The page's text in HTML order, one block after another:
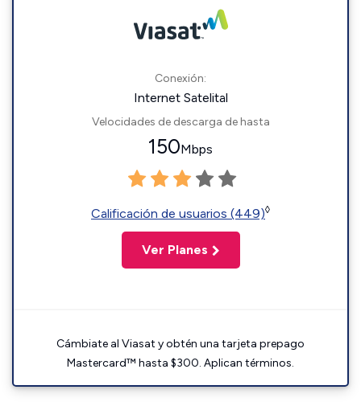
Conexión:
Internet Satelital
Velocidades de descarga de hasta
150Mbps
Calificación de usuarios (449)◊
Ver Planes
Cámbiate al Viasat y obtén una tarjeta prepago
Mastercard™ hasta $300. Aplican términos.